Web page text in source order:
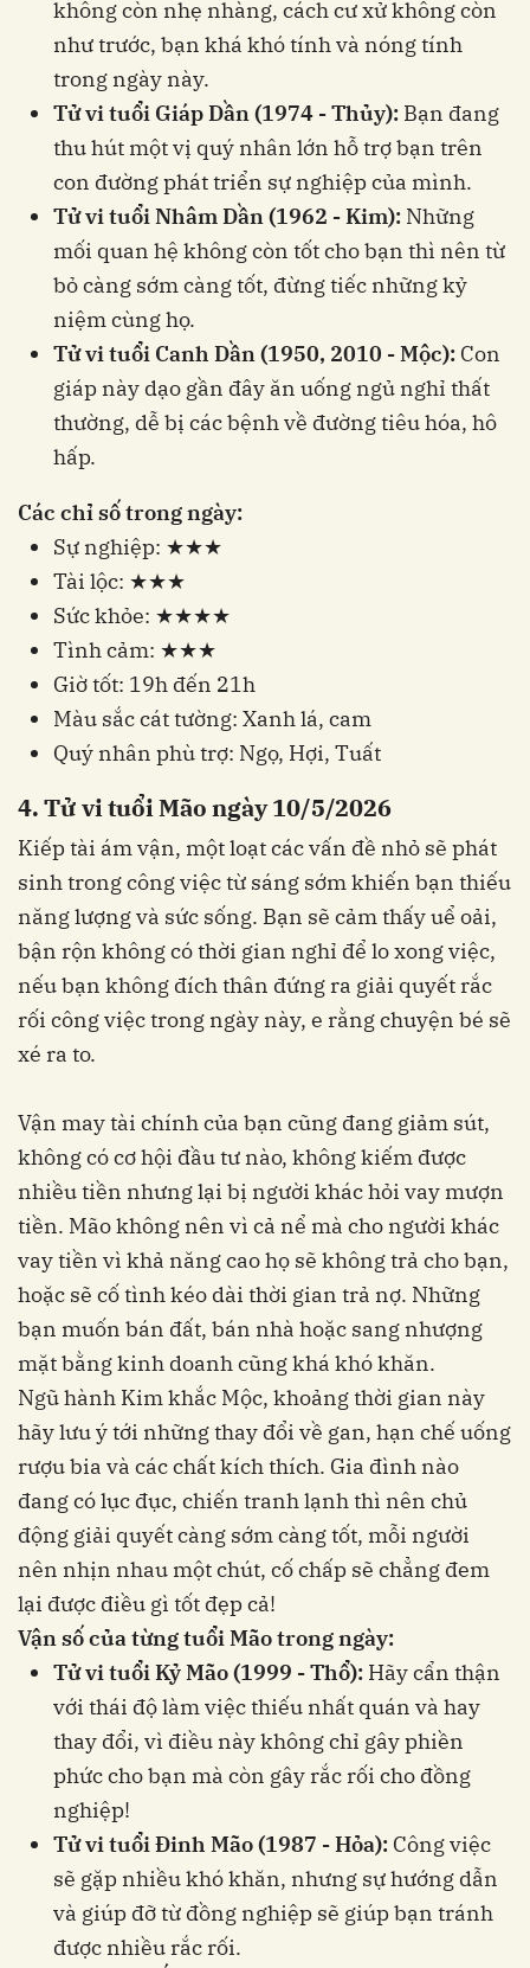
không còn nhẹ nhàng, cách cư xử không còn
như trước, bạn khá khó tính và nóng tính
trong ngày này.
Tử vi tuổi Giáp Dần (1974 - Thủy): Bạn đang
thu hút một vị quý nhân lớn hỗ trợ bạn trên
con đường phát triển sự nghiệp của mình.
Tử vi tuổi Nhâm Dần (1962 - Kim): Những
mối quan hệ không còn tốt cho bạn thì nên từ
bỏ càng sớm càng tốt, đừng tiếc những kỷ
niệm cùng họ.
Tử vi tuổi Canh Dần (1950, 2010 - Mộc): Con
giáp này dạo gần đây ăn uống ngủ nghỉ thất
thường, dễ bị các bệnh về đường tiêu hóa, hô
hấp.
Các chỉ số trong ngày:
Sự nghiệp: ★★★
Tài lộc: ★★★
Sức khỏe: ★★★★
Tình cảm: ★★★
Giờ tốt: 19h đến 21h
Màu sắc cát tường: Xanh lá, cam
Quý nhân phù trợ: Ngọ, Hợi, Tuất
4. Tử vi tuổi Mão ngày 10/5/2026
Kiếp tài ám vận, một loạt các vấn đề nhỏ sẽ phát
sinh trong công việc từ sáng sớm khiến bạn thiếu
năng lượng và sức sống. Bạn sẽ cảm thấy uể oải,
bận rộn không có thời gian nghỉ để lo xong việc,
nếu bạn không đích thân đứng ra giải quyết rắc
rối công việc trong ngày này, e rằng chuyện bé sẽ
xé ra to.
Vận may tài chính của bạn cũng đang giảm sút,
không có cơ hội đầu tư nào, không kiếm được
nhiều tiền nhưng lại bị người khác hỏi vay mượn
tiền. Mão không nên vì cả nể mà cho người khác
vay tiền vì khả năng cao họ sẽ không trả cho bạn,
hoặc sẽ cố tình kéo dài thời gian trả nợ. Những
bạn muốn bán đất, bán nhà hoặc sang nhượng
mặt bằng kinh doanh cũng khá khó khăn.
Ngũ hành Kim khắc Mộc, khoảng thời gian này
hãy lưu ý tới những thay đổi về gan, hạn chế uống
rượu bia và các chất kích thích. Gia đình nào
đang có lục đục, chiến tranh lạnh thì nên chủ
động giải quyết càng sớm càng tốt, mỗi người
nên nhịn nhau một chút, cố chấp sẽ chẳng đem
lại được điều gì tốt đẹp cả!
Vận số của từng tuổi Mão trong ngày:
Tử vi tuổi Kỷ Mão (1999 - Thổ): Hãy cẩn thận
với thái độ làm việc thiếu nhất quán và hay
thay đổi, vì điều này không chỉ gây phiền
phức cho bạn mà còn gây rắc rối cho đồng
nghiệp!
Tử vi tuổi Đinh Mão (1987 - Hỏa): Công việc
sẽ gặp nhiều khó khăn, nhưng sự hướng dẫn
và giúp đỡ từ đồng nghiệp sẽ giúp bạn tránh
được nhiều rắc rối.